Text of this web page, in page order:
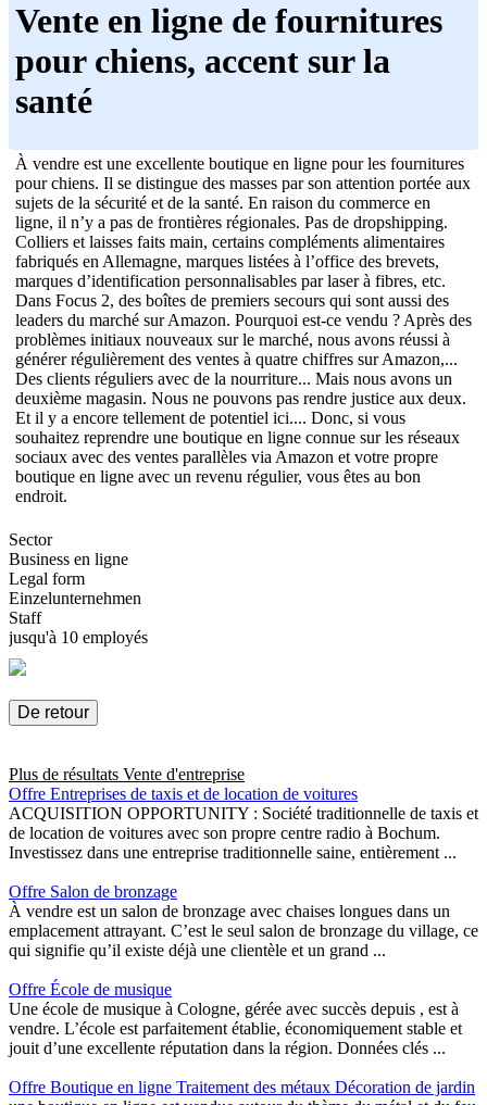
Vente en ligne de fournitures
pour chiens, accent sur la
santé
À vendre est une excellente boutique en ligne pour les fournitures
pour chiens. Il se distingue des masses par son attention portée aux
sujets de la sécurité et de la santé. En raison du commerce en
ligne, il n’y a pas de frontières régionales. Pas de dropshipping.
Colliers et laisses faits main, certains compléments alimentaires
fabriqués en Allemagne, marques listées à l’office des brevets,
marques d’identification personnalisables par laser à fibres, etc.
Dans Focus 2, des boîtes de premiers secours qui sont aussi des
leaders du marché sur Amazon. Pourquoi est-ce vendu ? Après des
problèmes initiaux nouveaux sur le marché, nous avons réussi à
générer régulièrement des ventes à quatre chiffres sur Amazon,...
Des clients réguliers avec de la nourriture... Mais nous avons un
deuxième magasin. Nous ne pouvons pas rendre justice aux deux.
Et il y a encore tellement de potentiel ici.... Donc, si vous
souhaitez reprendre une boutique en ligne connue sur les réseaux
sociaux avec des ventes parallèles via Amazon et votre propre
boutique en ligne avec un revenu régulier, vous êtes au bon
endroit.
Sector
Business en ligne
Legal form
Einzelunternehmen
Staff
jusqu'à 10 employés
De retour
Plus de résultats Vente d'entreprise
Offre Entreprises de taxis et de location de voitures
ACQUISITION OPPORTUNITY : Société traditionnelle de taxis et
de location de voitures avec son propre centre radio à Bochum.
Investissez dans une entreprise traditionnelle saine, entièrement ...
Offre Salon de bronzage
À vendre est un salon de bronzage avec chaises longues dans un
emplacement attrayant. C’est le seul salon de bronzage du village, ce
qui signifie qu’il existe déjà une clientèle et un grand ...
Offre École de musique
Une école de musique à Cologne, gérée avec succès depuis , est à
vendre. L’école est parfaitement établie, économiquement stable et
jouit d’une excellente réputation dans la région. Données clés ...
Offre Boutique en ligne Traitement des métaux Décoration de jardin